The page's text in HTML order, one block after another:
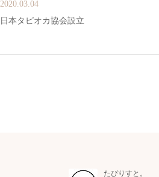
2020.03.04
日本タピオカ協会設立